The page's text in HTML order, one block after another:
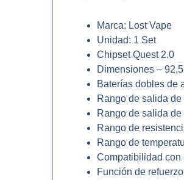
Marca: Lost Vape
Unidad: 1 Set
Chipset Quest 2.0
Dimensiones –
Baterías dobles de
Rango de salida
Rango de salida
Rango de
Rango de
Compatibilidad con
Función de